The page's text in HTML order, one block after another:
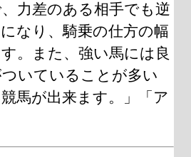
力差のある相手でも逆
なり、騎乗の仕方の幅
。また、強い馬には良
いていることが多い
馬が出来ます。」「ア